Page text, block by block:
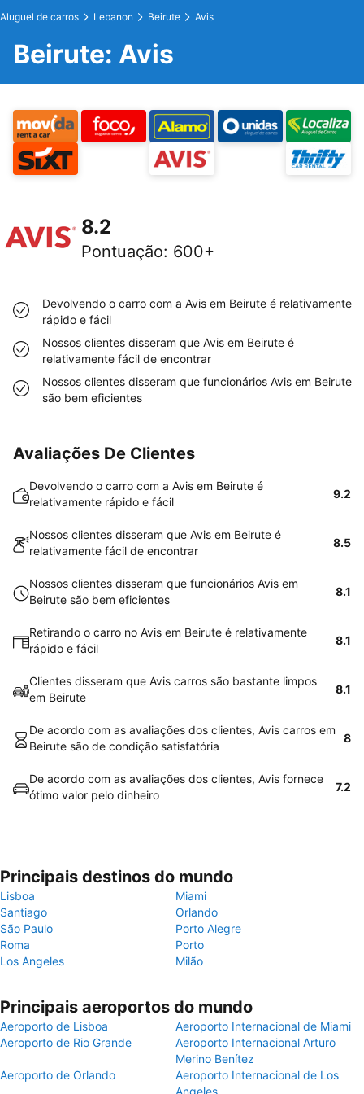
Aluguel de carros Lebanon Beirute Avis
Beirute: Avis
8.2
Pontuação: 600+
Devolvendo o carro com a Avis em Beirute é relativamente
rápido e fácil
Nossos clientes disseram que Avis em Beirute é
relativamente fácil de encontrar
Nossos clientes disseram que funcionários Avis em Beirute
são bem eficientes
Avaliações De Clientes
Devolvendo o carro com a Avis em Beirute é
relativamente rápido e fácil
9.2
Nossos clientes disseram que Avis em Beirute é
relativamente fácil de encontrar
8.5
Nossos clientes disseram que funcionários Avis em
Beirute são bem eficientes
8.1
Retirando o carro no Avis em Beirute é relativamente
rápido e fácil
8.1
Clientes disseram que Avis carros são bastante limpos
em Beirute
8.1
De acordo com as avaliações dos clientes, Avis carros em
Beirute são de condição satisfatória
8
De acordo com as avaliações dos clientes, Avis fornece
ótimo valor pelo dinheiro
7.2
Principais destinos do mundo
Lisboa
Miami
Santiago
Orlando
São Paulo
Porto Alegre
Roma
Porto
Los Angeles
Milão
Principais aeroportos do mundo
Aeroporto de Lisboa
Aeroporto Internacional de Miami
Aeroporto de Rio Grande
Aeroporto Internacional Arturo
Merino Benítez
Aeroporto de Orlando
Aeroporto Internacional de Los
Angeles